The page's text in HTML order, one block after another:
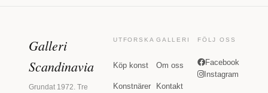
Galleri
Scandinavia
Grundat 1972. Tre
UTFORSKA
Köp konst
Konstnärer
GALLERI
Om oss
Kontakt
FÖLJ OSS
Facebook
Instagram